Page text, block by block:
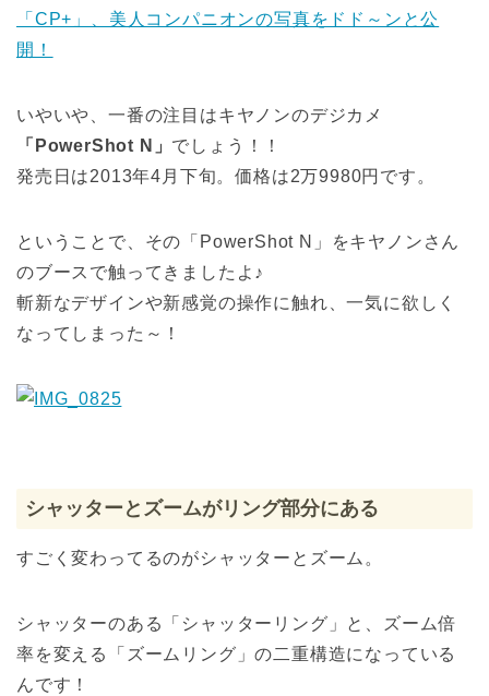
「CP+」、美人コンパニオンの写真をドド～ンと公
開！
いやいや、一番の注目はキヤノンのデジカメ
「PowerShot N」 でしょう！！
発売日は2013年4月下旬。価格は2万9980円です。
ということで、その「PowerShot N」をキヤノンさん
のブースで触ってきましたよ♪
斬新なデザインや新感覚の操作に触れ、一気に欲しく
なってしまった～！
シャッターとズームがリング部分にある
すごく変わってるのがシャッターとズーム。
シャッターのある「シャッターリング」と、ズーム倍
率を変える「ズームリング」の二重構造になっている
んです！